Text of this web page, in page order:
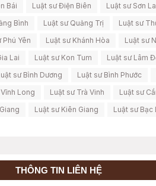
Bái Luật sư Điện Biên Luật sư Sơn La
Bình Luật sư Quảng Trị Luật sư
Phú Yên Luật sư Khánh Hòa Luật sư
Lai Luật sư Kon Tum Luật sư Lâm
sư Bình Dương Luật sư Bình Phước
Long Luật sư Trà Vinh Luật sư
Luật sư Kiên Giang Luật sư Bạc
THÔNG TIN LIÊN HỆ